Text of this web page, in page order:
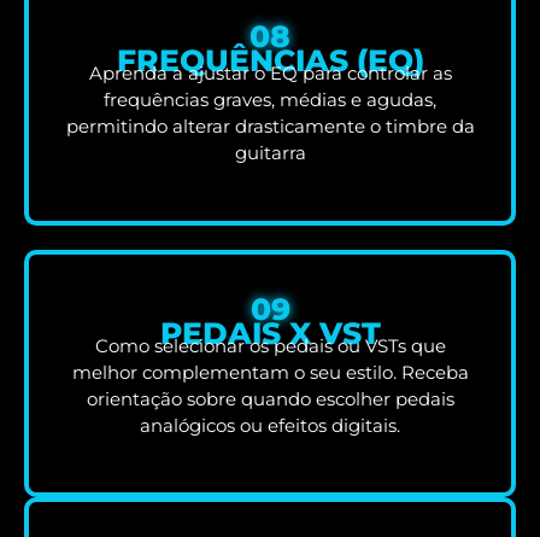
08
FREQUÊNCIAS (EQ)
Aprenda a ajustar o EQ para controlar as
frequências graves, médias e agudas,
permitindo alterar drasticamente o timbre da
guitarra
09
PEDAIS X VST
Como selecionar os pedais ou VSTs que
melhor complementam o seu estilo. Receba
orientação sobre quando escolher pedais
analógicos ou efeitos digitais.